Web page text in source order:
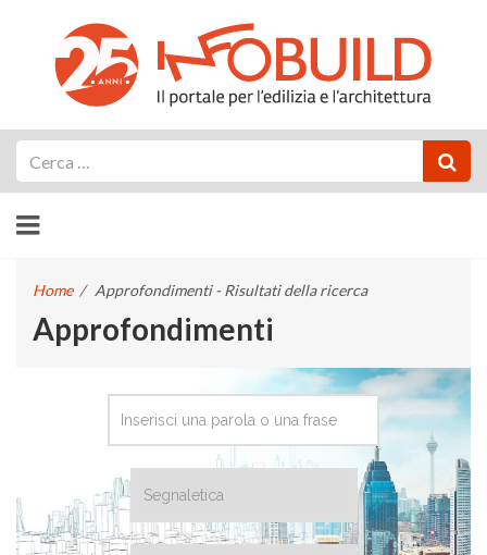
Home / Approfondimenti - Risultati della ricerca
Approfondimenti